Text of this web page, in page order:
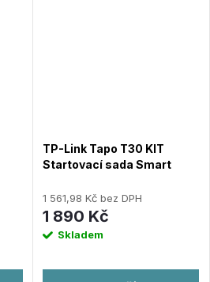
TP-Link Tapo T30 KIT
Startovací sada Smart
Tapo T100, 2x Tapo T110, 1x
CR2450, 1x CR2032
1 561,98 Kč bez DPH
1 890 Kč
Skladem